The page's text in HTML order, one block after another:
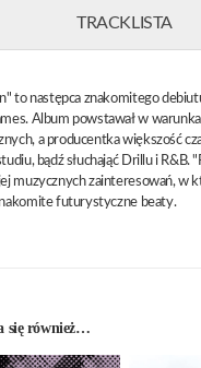
TRACKLISTA
to następca znakomitego
Album powstawał w
a producentka większość
bądź słuchająć Drillu i R&B.
muzycznych zainteresowań, w
futurystyczne beaty.
się również…